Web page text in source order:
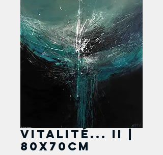
Vitalité... II |
80x70cm